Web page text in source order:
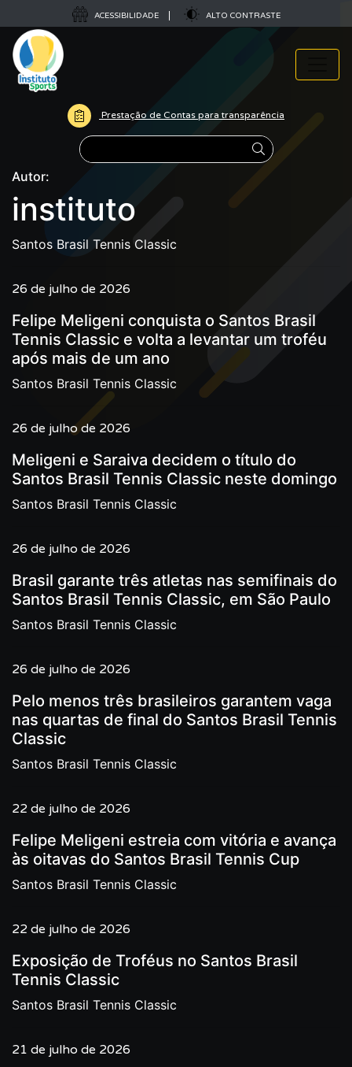
ACESSIBILIDADE ALTO CONTRASTE
Prestação de Contas para transparência
Pesquisar
Autor:
instituto
Santos Brasil Tennis Classic
26 de julho de 2026
Felipe Meligeni conquista o Santos Brasil
Tennis Classic e volta a levantar um troféu
após mais de um ano
Santos Brasil Tennis Classic
26 de julho de 2026
Meligeni e Saraiva decidem o título do
Santos Brasil Tennis Classic neste domingo
Santos Brasil Tennis Classic
26 de julho de 2026
Brasil garante três atletas nas semifinais do
Santos Brasil Tennis Classic, em São Paulo
Santos Brasil Tennis Classic
26 de julho de 2026
Pelo menos três brasileiros garantem vaga
nas quartas de final do Santos Brasil Tennis
Classic
Santos Brasil Tennis Classic
22 de julho de 2026
Felipe Meligeni estreia com vitória e avança
às oitavas do Santos Brasil Tennis Cup
Santos Brasil Tennis Classic
22 de julho de 2026
Exposição de Troféus no Santos Brasil
Tennis Classic
Santos Brasil Tennis Classic
21 de julho de 2026